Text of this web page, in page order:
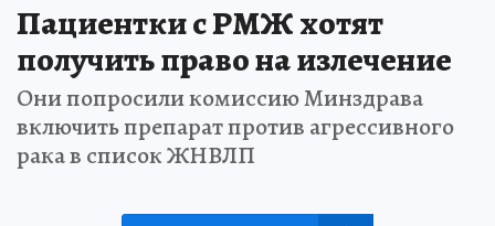
Пациентки с РМЖ хотят
получить право на излечение
Они попросили комиссию Минздрава
включить препарат против агрессивного
рака в список ЖНВЛП